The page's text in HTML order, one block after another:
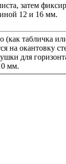
затем
12 и 16 мм.
(как табличка
на окантовку
для
мм.